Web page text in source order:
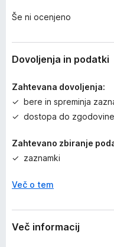
e
o
Še ni ocenjeno
Dovoljenja in podatki
Zahtevana dovoljenja:
bere in spreminja
dostopa do
Zahtevano zbiranje
zaznamki
Več o tem
Več informacij